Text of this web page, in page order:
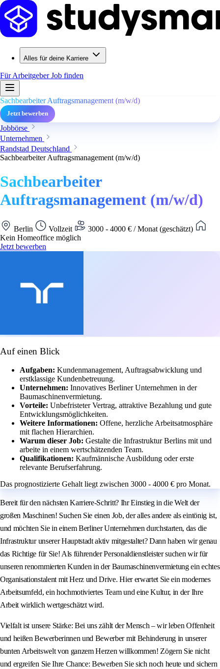
Alles für deine Karriere
Für ArbeitgeberJob finden
Sachbearbeiter Auftragsmanagement (m/w/d)
Jetzt bewerben
Jobbörse
Unternehmen
Randstad Deutschland
Sachbearbeiter Auftragsmanagement (m/w/d)
Sachbearbeiter
Auftragsmanagement (m/w/d)
Berlin Vollzeit
3000 - 4000 € / Monat (geschätzt)
Kein Homeoffice möglich
Jetzt bewerben
Auf einen Blick
Aufgaben: Kundenmanagement, Auftragsabwicklung und
erstklassige Kundenbetreuung.
Unternehmen: Innovatives Berliner Unternehmen in der
Baumaschinenvermietung.
Vorteile: Unbefristeter Vertrag, attraktive Bezahlung und gute
Entwicklungsmöglichkeiten.
Weitere Informationen: Offene, herzliche Arbeitsatmosphäre
mit flachen Hierarchien.
Warum dieser Job: Gestalte die Infrastruktur Berlins mit und
arbeite in einem wertschätzenden Team.
Qualifikationen: Kaufmännische Ausbildung oder erste
relevante Berufserfahrung.
Das prognostizierte Gehalt liegt zwischen 3000 - 4000 € pro Monat.
Bereit für den nächsten Karriere-Schritt? Ihr Einstieg in die Welt der
großen Maschinen! Suchen Sie einen Job, der alles andere als eintönig ist,
und möchten Sie in einem Berliner Unternehmen durchstarten, das die
Infrastruktur unserer Hauptstadt aktiv mitgestaltet? Dann haben wir genau
das Richtige für Sie! Als führender Personaldienstleister suchen wir für
unseren renommierten Kunden in der Baumaschinenvermietung ein echtes
Organisationstalent mit Herz und Drive. Hier erwartet Sie ein modernes
Arbeitsumfeld, ein hochmotiviertes Team und eine Kultur, in der Ihre
Arbeit wirklich wertgeschätzt wird.
Vielfalt ist unsere Stärke: Bei uns zählt der Mensch – wir leben Offenheit
und heißen Bewerberinnen und Bewerber mit Behinderung in unserer
bunten Arbeitswelt von ganzem Herzen willkommen! Zögern Sie nicht
und ergreifen Sie Ihre Chance: Bewerben Sie sich noch heute und sichern